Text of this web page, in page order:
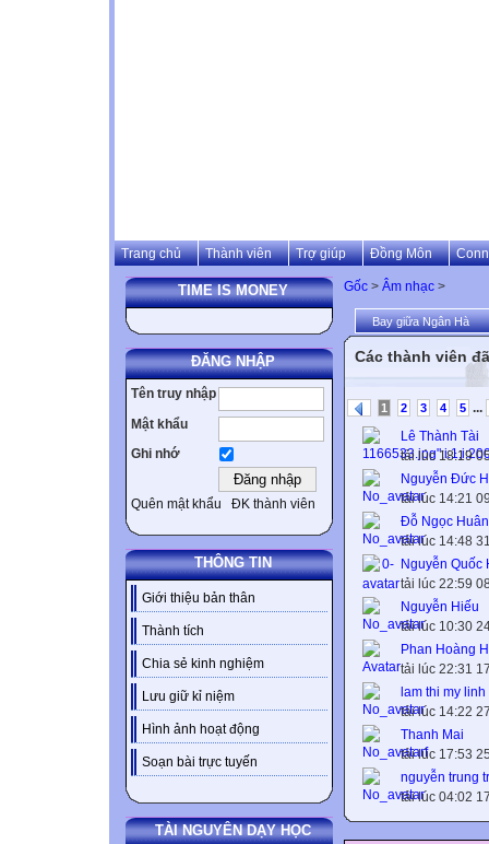
Trang chủ Thành viên Trợ giúp Đồng Môn
TIME IS MONEY
ĐĂNG NHẬP
Tên truy nhập
Mật khẩu
Ghi nhớ
Quên mật khẩu ĐK thành viên
THÔNG TIN
Giới thiệu bản thân
Thành tích
Chia sẻ kinh nghiệm
Lưu giữ kỉ niệm
Hình ảnh hoạt động
Soạn bài trực tuyến
TÀI NGUYÊN DẠY HỌC
Gốc > Âm nhạc >
Bay giữa Ngân Hà
Các thành viên
1 2 3 4 5 ...
Lê Thành Tài
tải lúc 18:19
Nguyễn Đức
tải lúc 14:21
Đỗ Ngọc Huân
tải lúc 14:48
Nguyễn Quốc
tải lúc 22:59
Nguyễn Hiếu
tải lúc 10:30
Phan Hoàng
tải lúc 22:31
lam thi my linh
tải lúc 14:22
Thanh Mai
tải lúc 17:53
nguyễn trung
tải lúc 04:02